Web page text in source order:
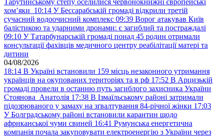
Тарутинському степу оселилися червонокнижні європейські
хом’яки 10:14 У Бессарабській громаді відкрили третій
сучасний водоочисний комплекс 09:39 Ворог атакував Київ
балістикою та ударними дронами: є загиблий та постраждалі
09:10 У Татарбунарській громаді понад 45 родин отримали
консультації фахівців медичного центру реабілітації матері та
дитини
04/08/2026
18:14 В Україні встановили 159 місць незаконного утримання
українців на окупованих територіях та в рф 17:52 В Арцизькій
громаді провели в останню путь загиблого захисника України
Стоянова Анатолія 17:38 В Ізмаїльському районі затримали
підозрюваного у замаху на зґвалтування 84-річної жінки 17:03
У Болградському районі встановили карантин щодо
африканської чуми свиней 16:41 Румунська енергетична
компанія почала закуповувати електроенергію з України через